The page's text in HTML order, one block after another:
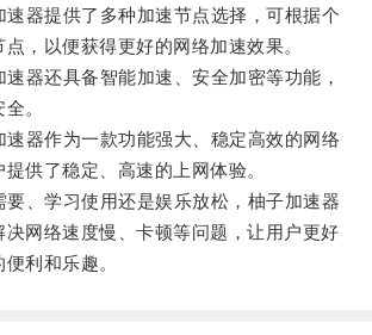
提供了多种加速节点选择，可根据个
，以便获得更好的网络加速效果。
还具备智能加速、安全加密等功能，
。
作为一款功能强大、稳定高效的网络
供了稳定、高速的上网体验。
学习使用还是娱乐放松，柚子加速器
决网络速度慢、卡顿等问题，让用户更好
利和乐趣。